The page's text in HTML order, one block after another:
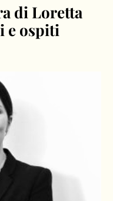
di Loretta
e ospiti